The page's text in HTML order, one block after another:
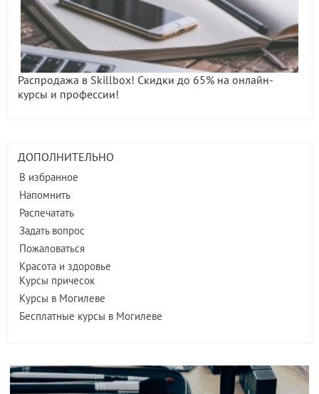
Распродажа в Skillbox! Скидки до 65% на онлайн-
курсы и профессии!
ДОПОЛНИТЕЛЬНО
В избранное
Напомнить
Распечатать
Задать вопрос
Пожаловаться
Красота и здоровье
Курсы причесок
Курсы в Могилеве
Бесплатные курсы в Могилеве